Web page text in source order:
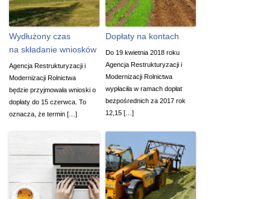
Wydłużony czas
na składanie wniosków
Agencja Restrukturyzacji i
Modernizacji Rolnictwa
będzie przyjmowała wnioski o
dopłaty do 15 czerwca. To
oznacza, że termin […]
Dopłaty na kontach
Do 19 kwietnia 2018 roku
Agencja Restrukturyzacji i
Modernizacji Rolnictwa
wypłaciła w ramach dopłat
bezpośrednich za 2017 rok
12,15 […]